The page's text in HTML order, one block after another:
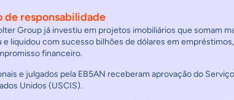
de responsabilidade
Group já investiu em projetos imobiliários que somam
liquidou com sucesso bilhões de dólares em
financeiro.
e julgados pela EB5AN receberam aprovação do
Unidos (USCIS).